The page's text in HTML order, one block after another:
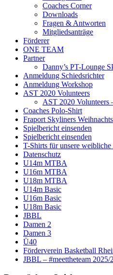
Coaches Corner
Downloads
Fragen & Antworten
Mitgliedsanträge
Förderer
ONE TEAM
Partner
Danny’s PT-Lounge
Anmeldung Schiedsrichter
Anmeldung Workshop
AST 2020 Volunteers
AST 2020 Volunteers
Coaches Polo-Shirt
Fraport Skyliners
Spielbericht einsenden
Spielbericht einsenden
T-Shirts für unsere weibliche
Datenschutz
U14m MTBA
U16m MTBA
U18m MTBA
U14m Basic
U16m Basic
U18m Basic
JBBL
Damen 2
Damen 3
Ü40
Förderverein Basketball
JBBL – #meettheteam 2025/